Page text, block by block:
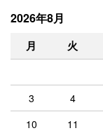
2026年8月
月 火
3
4
10
11